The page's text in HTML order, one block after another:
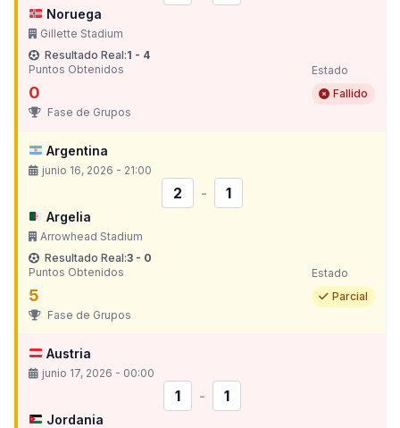
Noruega
Gillette Stadium
Resultado Real:1 - 4
Puntos Obtenidos
0
Estado
Fallido
Fase de Grupos
Argentina
junio 16, 2026 - 21:00
2 - 1
Argelia
Arrowhead Stadium
Resultado Real:3 - 0
Puntos Obtenidos
5
Estado
Parcial
Fase de Grupos
Austria
junio 17, 2026 - 00:00
1 - 1
Jordania